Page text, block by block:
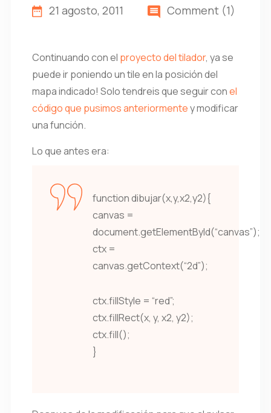
21 agosto, 2011 Comment (1)
Continuando con el proyecto del tilador, ya se
puede ir poniendo un tile en la posición del
mapa indicado! Solo tendreis que seguir conel
código que pusimos anteriormentey modificar
una función.
Lo que antes era:
function dibujar(x,y,x2,y2){
canvas =
document.getElementById(“canvas”);
ctx =
canvas.getContext(“2d”);
ctx.fillStyle = “red”;
ctx.fillRect(x, y, x2, y2);
ctx.fill();
}